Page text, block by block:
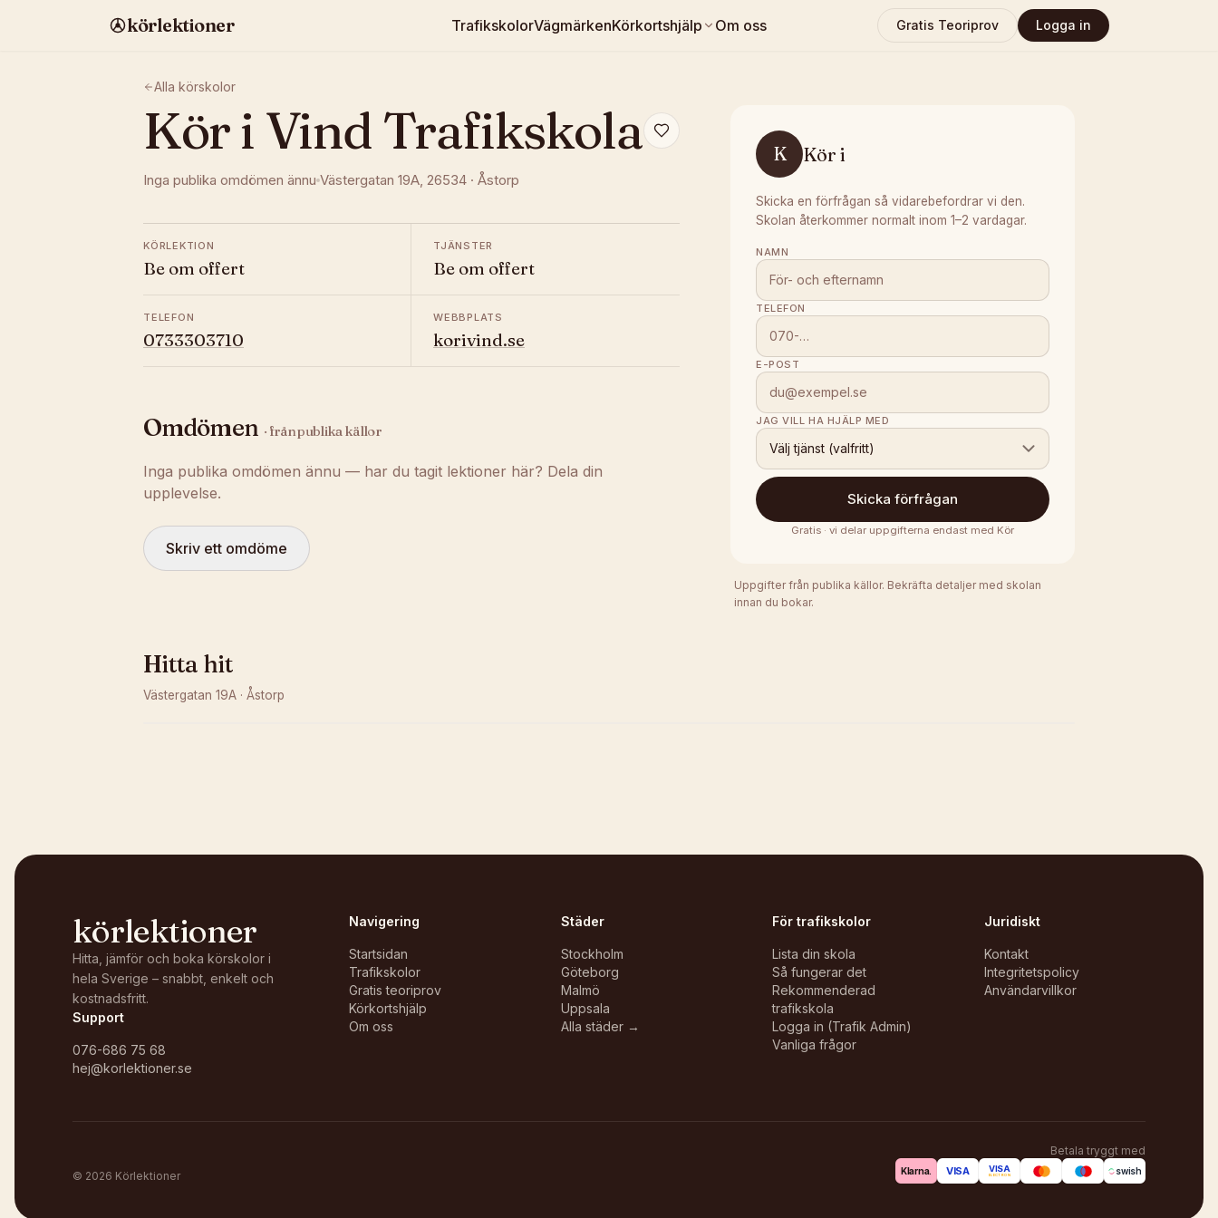
körlektioner TrafikskolorVägmärkenKörkortshjälp Om oss Gratis Teoriprov Logga in
Alla körskolor
Kör i Vind Trafikskola
Inga publika omdömen ännu Västergatan 19A, 26534 · Åstorp
KÖRLEKTION
Be om offert
TJÄNSTER
Be om offert
TELEFON
0733303710
WEBBPLATS
korivind.se
Omdömen · från publika källor
Inga publika omdömen ännu — har du tagit lektioner här? Dela din
upplevelse.
Skriv ett omdöme
K Kör i
Skicka en förfrågan så vidarebefordrar vi den.
Skolan återkommer normalt inom 1–2 vardagar.
NAMN
TELEFON
E-POST
JAG VILL HA HJÄLP MED
Välj tjänst (valfritt)
Skicka förfrågan
Gratis · vi delar uppgifterna endast med Kör
Uppgifter från publika källor. Bekräfta detaljer med skolan
innan du bokar.
Hitta hit
Västergatan 19A · Åstorp
körlektioner
Hitta, jämför och boka körskolor i
hela Sverige – snabbt, enkelt och
kostnadsfritt.
Support
076-686 75 68
hej@korlektioner.se
Navigering
Startsidan
Trafikskolor
Gratis teoriprov
Körkortshjälp
Om oss
Städer
Stockholm
Göteborg
Malmö
Uppsala
Alla städer →
För trafikskolor
Lista din skola
Så fungerar det
Rekommenderad
trafikskola
Logga in (Trafik Admin)
Vanliga frågor
Juridiskt
Kontakt
Integritetspolicy
Användarvillkor
© 2026 Körlektioner
Betala tryggt med
Klarna. VISA VISA
ELECTRON swish